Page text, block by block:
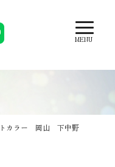
MENU
トカラー 岡山 下中野